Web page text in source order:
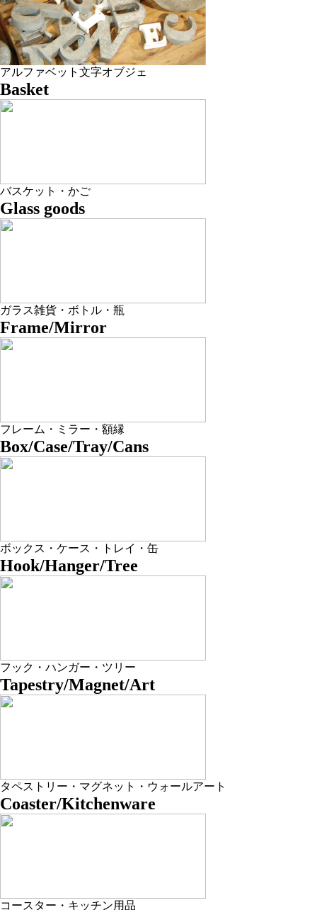
アルファベット文字オブジェ
Basket
バスケット・かご
Glass goods
ガラス雑貨・ボトル・瓶
Frame/Mirror
フレーム・ミラー・額縁
Box/Case/Tray/Cans
ボックス・ケース・トレイ・缶
Hook/Hanger/Tree
フック・ハンガー・ツリー
Tapestry/Magnet/Art
タペストリー・マグネット・ウォールアート
Coaster/Kitchenware
コースター・キッチン用品